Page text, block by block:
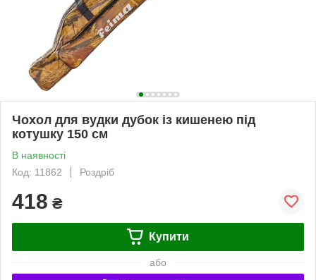
Чохол для вудки дубок із кишенею під
котушку 150 см
В наявності
Код: 11862
Роздріб
418 ₴
Купити
або